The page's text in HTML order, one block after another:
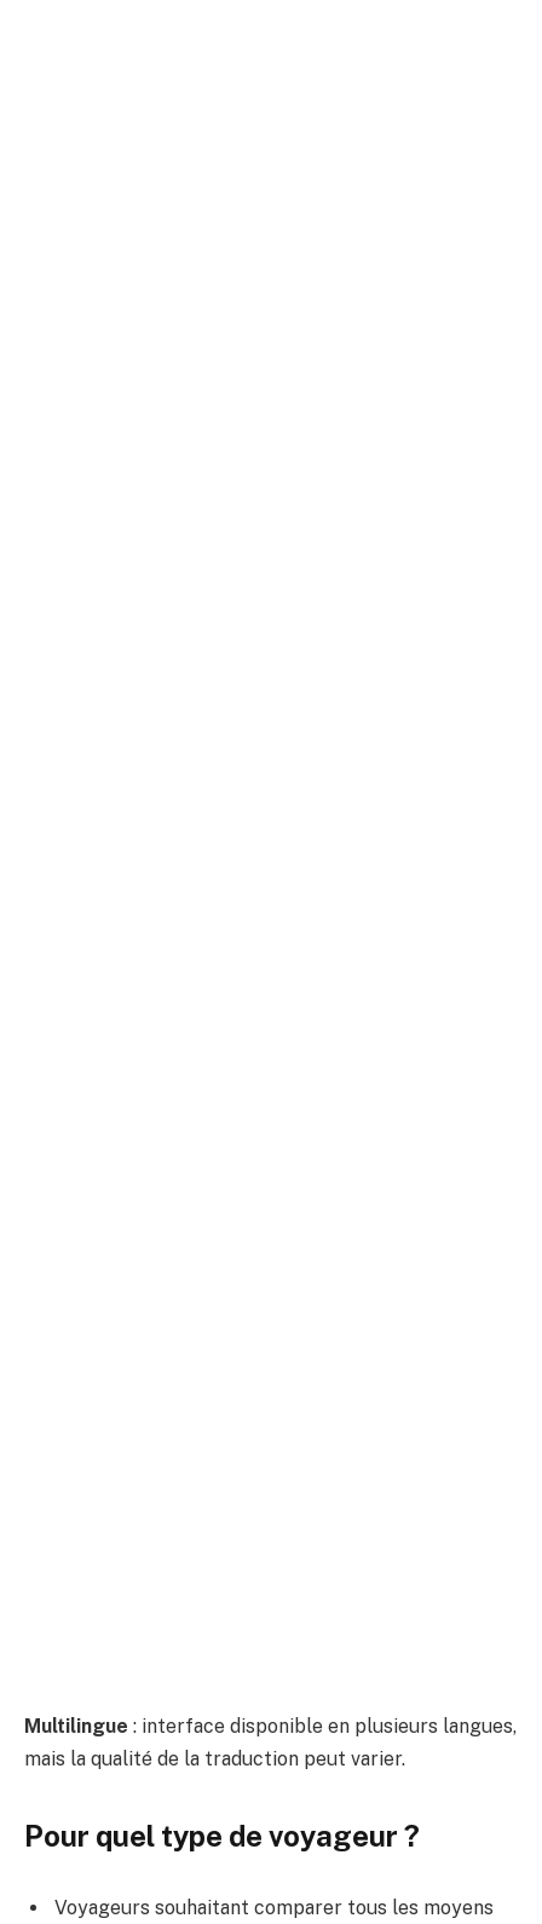
Multilingue : interface disponible en plusieurs langues,
mais la qualité de la traduction peut varier.
Pour quel type de voyageur ?
Voyageurs souhaitant comparer tous les moyens